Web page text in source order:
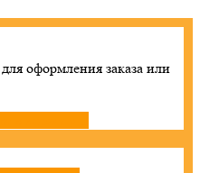
оформления заказа или